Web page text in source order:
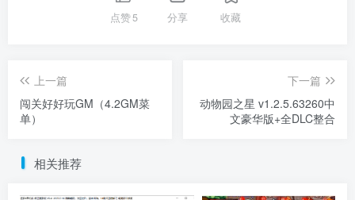
点赞5 分享 收藏
上一篇
闯关好好玩GM（4.2GM菜
单）
下一篇
动物园之星 v1.2.5.63260中
文豪华版+全DLC整合
相关推荐